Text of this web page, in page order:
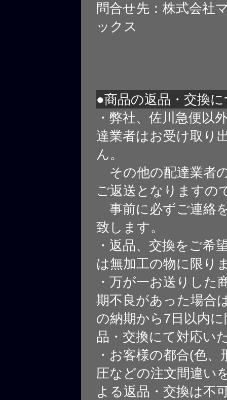
問合せ先：株式会社
ックス
●商品の返品・交換
・弊社、佐川急便以
達業者はお受け取り
ん。
その他の配達業者
ご返送となりますの
事前に必ずご連絡
致します。
・返品、交換をご希
は無加工の物に限り
・万が一お送りした
期不良があった場合
の納期から7日以内
品・交換にて対応い
・お客様の都合(色、
圧などの注文間違い
よる返品・交換は不